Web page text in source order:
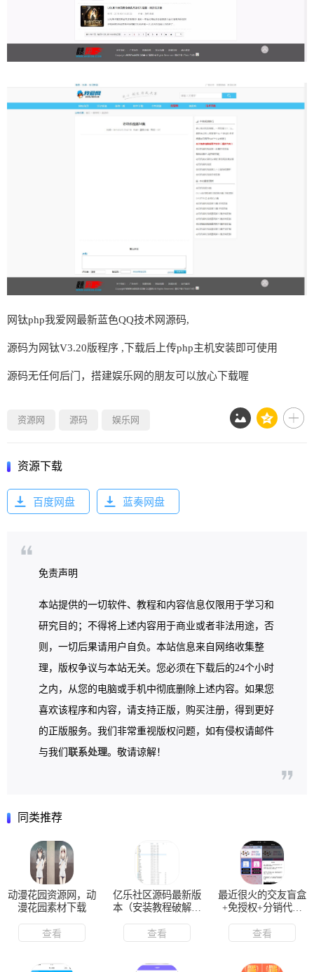
网钛php我爱网最新蓝色QQ技术网源码,
源码为网钛V3.20版程序 ,下载后上传php主机安装即可使用
源码无任何后门，搭建娱乐网的朋友可以放心下载喔
资源网 源码 娱乐网
资源下载
百度网盘 蓝奏网盘
免责声明
本站提供的一切软件、教程和内容信息仅限用于学习和
研究目的；不得将上述内容用于商业或者非法用途，否
则，一切后果请用户自负。本站信息来自网络收集整
理，版权争议与本站无关。您必须在下载后的24个小时
之内，从您的电脑或手机中彻底删除上述内容。如果您
喜欢该程序和内容，请支持正版，购买注册，得到更好
的正版服务。我们非常重视版权问题，如有侵权请邮件
与我们 联系处理。敬请谅解！
同类推荐
动漫花园资源网，动
漫花园素材下载
查看
亿乐社区源码最新版
本（安装教程破解授
查看
最近很火的交友盲盒
+免授权+分销代理
查看